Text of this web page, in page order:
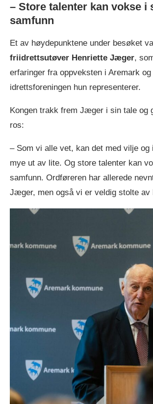
– Store talenter kan vokse i
samfunn
Et av høydepunktene under besøket
friidrettsutøver Henriette Jæger,
erfaringer fra oppveksten i Aremark og
idrettsforeningen hun representerer.
Kongen trakk frem Jæger i sin tale og
ros:
– Som vi alle vet, kan det med vilje og
mye ut av lite. Og store talenter kan
samfunn. Ordføreren har allerede
Jæger, men også vi er veldig stolte av